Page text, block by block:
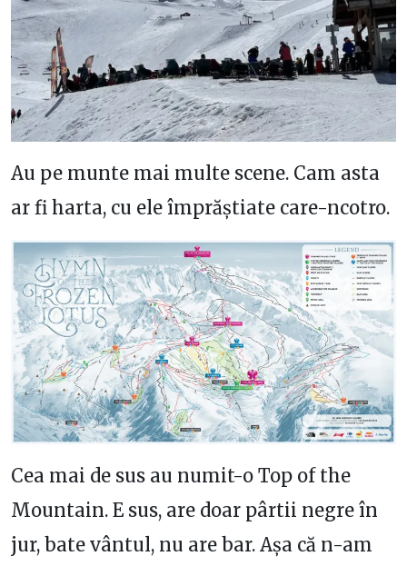
Au pe munte mai multe scene. Cam asta
ar fi harta, cu ele împrăștiate care-ncotro.
Cea mai de sus au numit-o Top of the
Mountain. E sus, are doar pârtii negre în
jur, bate vântul, nu are bar. Așa că n-am